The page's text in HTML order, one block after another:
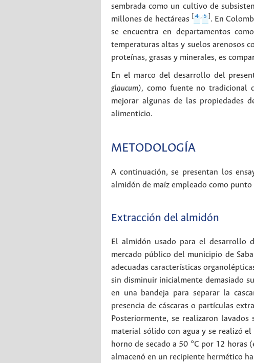
sembrada como un cultivo de
millones de hectáreas
4 , 5
. En
se encuentra en departamentos
temperaturas altas y suelos arenosos
proteínas, grasas y minerales, es
En el marco del desarrollo del
glaucum), como fuente no tradicional
mejorar algunas de las propiedades
alimenticio.
METODOLOGÍA
A continuación, se presentan los
almidón de maíz empleado como
Extracción del almidón
El almidón usado para el desarrollo
mercado público del municipio de
adecuadas características
sin disminuir inicialmente demasiado
en una bandeja para separar la
presencia de cáscaras o partículas
Posteriormente, se realizaron
material sólido con agua y se realizó
horno de secado a 50 °C por 12 horas
almacenó en un recipiente hermético